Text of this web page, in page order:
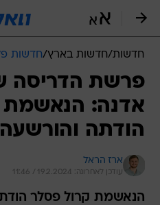
חדשות/חדשות בארץ/חדשות
פרשת הדריסה
אדנה: הנאשמת
הודתה
ארז הראל
עודכן לאחרונה: 19.2.2024 / 11:46
הנאשמת קרול פסלר